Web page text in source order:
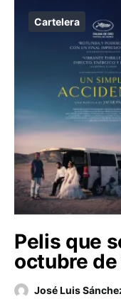
Cartelera
Pelis que
octubre
José Luis